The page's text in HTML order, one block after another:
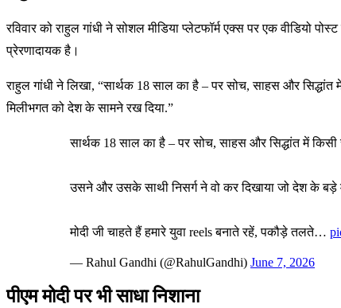
रविवार को राहुल गांधी ने सोशल मीडिया प्लेटफॉर्म एक्स पर एक वीडियो
प्रेरणादायक है।
राहुल गांधी ने लिखा, “सार्थक 18 साल का है – पर सोच, साहस और
मिलीभगत को देश के सामने रख दिया.”
सार्थक 18 साल का है – पर सोच, साहस और सिद्धांत में
उसने और उसके साथी निसर्ग ने वो कर दिखाया जो देश के बड़े
मोदी जी चाहते हैं हमारे युवा reels बनाते रहें, पकौड़े तलते…
— Rahul Gandhi (@RahulGandhi) June 7, 2026
पीएम मोदी पर भी साधा निशाना